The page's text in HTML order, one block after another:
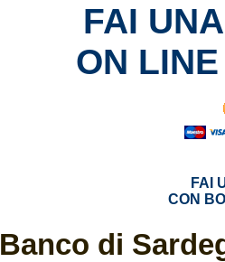
FAI
ON
FAI
CON
Banco di